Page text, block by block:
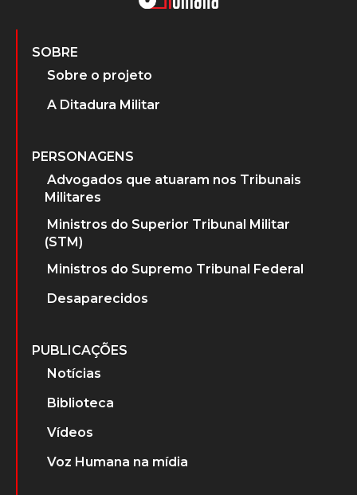
SOBRE
Sobre o projeto
A Ditadura Militar
PERSONAGENS
Advogados que atuaram nos Tribunais
Militares
Ministros do Superior Tribunal Militar
(STM)
Ministros do Supremo Tribunal Federal
Desaparecidos
PUBLICAÇÕES
Notícias
Biblioteca
Vídeos
Voz Humana na mídia